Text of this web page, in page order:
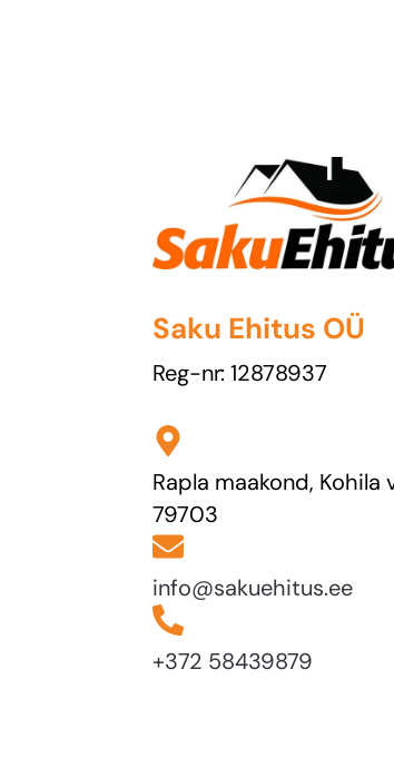
Saku Ehitus OÜ
Reg-nr: 12878937
Rapla maakond, Kohila
79703
info@sakuehitus.ee
+372 58439879